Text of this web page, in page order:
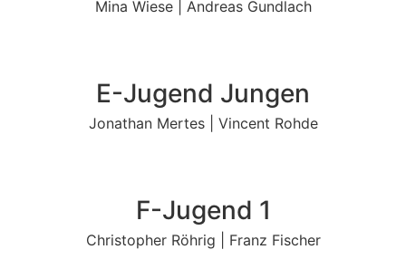
Mina Wiese | Andreas Gundlach
E-Jugend Jungen
Jonathan Mertes | Vincent Rohde
F-Jugend 1
Christopher Röhrig | Franz Fischer